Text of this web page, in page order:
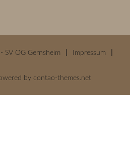
SV OG Gernsheim Impressum
by contao-themes.net